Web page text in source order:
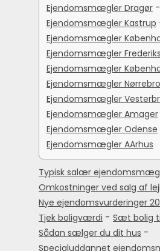
Ejendomsmægler Dragør -
Ejendomsmægler Kastrup
Ejendomsmægler
Ejendomsmægler
Ejendomsmægler
Ejendomsmægler Nørrebro
Ejendomsmægler
Ejendomsmægler Amager
Ejendomsmægler Odense
Ejendomsmægler AArhus
Typisk salær
Omkostninger ved salg af
Nye ejendomsvurderinger
Tjek boligværdi - Sæt bolig
Sådan sælger du dit hus -
Specialuddannet